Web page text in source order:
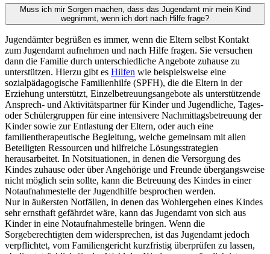
Muss ich mir Sorgen machen, dass das Jugendamt mir mein Kind
wegnimmt, wenn ich dort nach Hilfe frage?
Jugendämter begrüßen es immer, wenn die Eltern selbst Kontakt
zum Jugendamt aufnehmen und nach Hilfe fragen. Sie versuchen
dann die Familie durch unterschiedliche Angebote zuhause zu
unterstützen. Hierzu gibt es Hilfen wie beispielsweise eine
sozialpädagogische Familienhilfe (SPFH), die die Eltern in der
Erziehung unterstützt, Einzelbetreuungsangebote als unterstützende
Ansprech- und Aktivitätspartner für Kinder und Jugendliche, Tages-
oder Schülergruppen für eine intensivere Nachmittagsbetreuung der
Kinder sowie zur Entlastung der Eltern, oder auch eine
familientherapeutische Begleitung, welche gemeinsam mit allen
Beteiligten Ressourcen und hilfreiche Lösungsstrategien
herausarbeitet. In Notsituationen, in denen die Versorgung des
Kindes zuhause oder über Angehörige und Freunde übergangsweise
nicht möglich sein sollte, kann die Betreuung des Kindes in einer
Notaufnahmestelle der Jugendhilfe besprochen werden.
Nur in äußersten Notfällen, in denen das Wohlergehen eines Kindes
sehr ernsthaft gefährdet wäre, kann das Jugendamt von sich aus
Kinder in eine Notaufnahmestelle bringen. Wenn die
Sorgeberechtigten dem widersprechen, ist das Jugendamt jedoch
verpflichtet, vom Familiengericht kurzfristig überprüfen zu lassen,